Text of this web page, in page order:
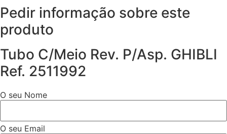
Pedir informação sobre este
produto
Tubo C/Meio Rev. P/Asp. GHIBLI
Ref. 2511992
O seu Nome
O seu Email